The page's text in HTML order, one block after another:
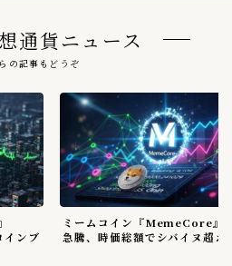
通貨ニュース
の記事もどうぞ
インブ
ミームコイン『MemeCore』
急騰、時価総額でシバイヌ超え